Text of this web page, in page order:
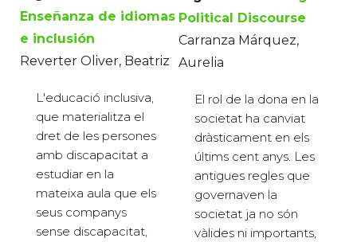
Enseñanza de idiomas
e inclusión
Reverter Oliver, Beatriz
L'educació inclusiva,
que materialitza el
dret de les persones
amb discapacitat a
estudiar en la
mateixa aula que els
seus companys
sense discapacitat,
Political Discourse
Carranza Márquez,
Aurelia
El rol de la dona en la
societat ha canviat
dràsticament en els
últims cent anys. Les
antigues regles que
governaven la
societat ja no són
vàlides ni importants,